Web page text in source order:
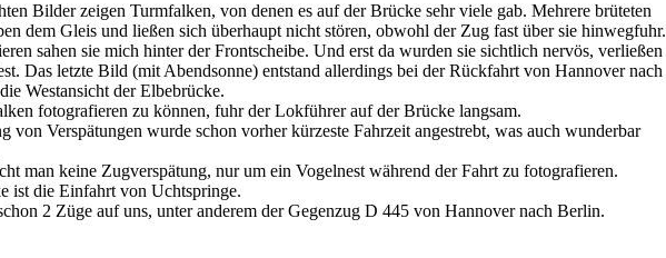
Bilder zeigen Turmfalken, von denen es auf der Brücke sehr viele gab. Mehrere brüteten
dem Gleis und ließen sich überhaupt nicht stören, obwohl der Zug fast über sie hinwegfuhr.
sahen sie mich hinter der Frontscheibe. Und erst da wurden sie sichtlich nervös, verließen
Das letzte Bild (mit Abendsonne) entstand allerdings bei der Rückfahrt von Hannover nach
Westansicht der Elbebrücke.
fotografieren zu können, fuhr der Lokführer auf der Brücke langsam.
von Verspätungen wurde schon vorher kürzeste Fahrzeit angestrebt, was auch wunderbar
man keine Zugverspätung, nur um ein Vogelnest während der Fahrt zu fotografieren.
ist die Einfahrt von Uchtspringe.
2 Züge auf uns, unter anderem der Gegenzug D 445 von Hannover nach Berlin.